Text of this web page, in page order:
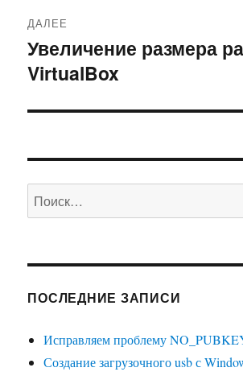
ДАЛЕЕ
Следующая
запись:
Увеличение размера
VirtualBox
Искать:
ПОСЛЕДНИЕ ЗАПИСИ
Исправляем проблему
Создание загрузочного usb с